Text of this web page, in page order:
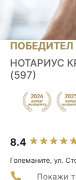
НОТАРИУС
(597)
8.4
Големаните, ул.
Покажи